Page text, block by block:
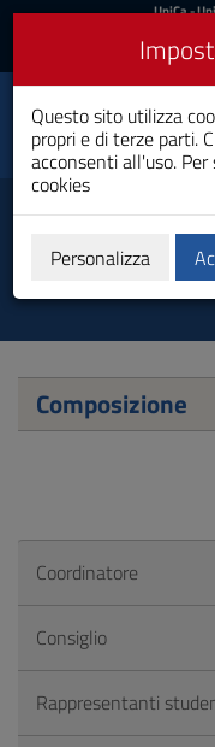
Vai
al
navigazione
sito
Vai
Footer
UniCa
Accedi
UniCa-
Toggle
navigation Laurea
Composizione
Coordinatore
Consiglio
Rappresentanti
Questo sito utilizza
propri e di terze parti.
acconsenti all'uso.
cookies
Personalizza